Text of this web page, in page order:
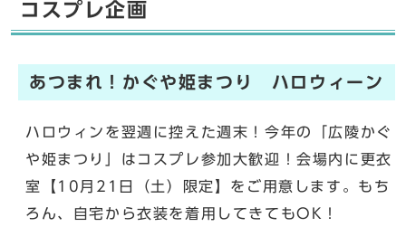
コスプレ企画
あつまれ！かぐや姫まつり ハロウィーン
ハロウィンを翌週に控えた週末！今年の「広陵かぐ
や姫まつり」はコスプレ参加大歓迎！会場内に更衣
室【10月21日（土）限定】をご用意します。もち
ろん、自宅から衣装を着用してきてもOK！